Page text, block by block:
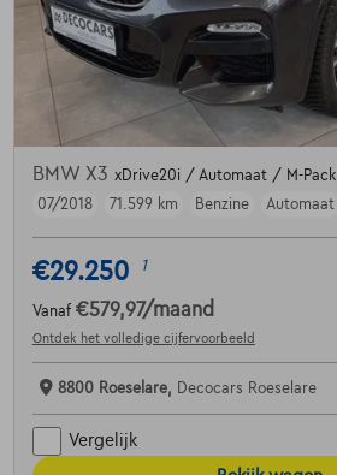
BMW X3 xDrive20i / Automaat / M-Pack
07/2018
71.599 km Benzine Automaat
€29.250 1
Vanaf €579,97/maand
Ontdek het volledige cijfervoorbeeld
8800 Roeselare, Decocars Roeselare
Vergelijk